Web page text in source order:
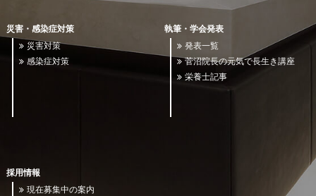
災害・感染症対策
災害対策
感染症対策
執筆・学会発表
発表一覧
菅沼院長の元気で長生き講座
栄養士記事
採用情報
現在募集中の案内